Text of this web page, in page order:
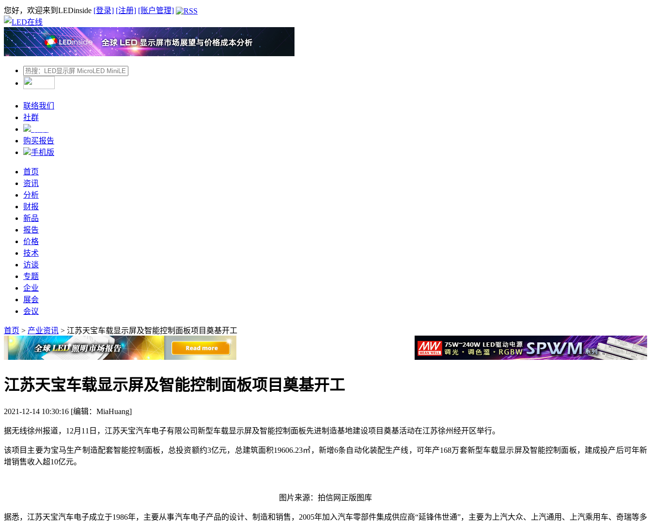
您好，欢迎来到LEDinside [登录] [注册] [账户管理]
联络我们
社群
购买报告
手机版
首页
资讯
分析
财报
新品
报告
价格
技术
访谈
专题
企业
展会
会议
首页 > 产业资讯 > 江苏天宝车载显示屏及智能控制面板项目奠基开工
江苏天宝车载显示屏及智能控制面板项目奠基开工
2021-12-14 10:30:16 [编辑：MiaHuang]
据无线徐州报道，12月11日，江苏天宝汽车电子有限公司新型车载显示屏及智能控制面板先进制造基地建设项目奠基活动在江苏徐州经开区举行。
该项目主要为宝马生产制造配套智能控制面板，总投资额约3亿元，总建筑面积19606.23㎡，新增6条自动化装配生产线，可年产168万套新型车载显示屏及智能控制面板，建成投产后可年新
增销售收入超10亿元。
图片来源：拍信网正版图库
据悉，江苏天宝汽车电子成立于1986年，主要从事汽车电子产品的设计、制造和销售，2005年加入汽车零部件集成供应商“延锋伟世通”，主要为上汽大众、上汽通用、上汽乘用车、奇瑞等多